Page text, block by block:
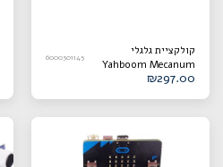
קולקציית גלגלי
Yahboom Mecanum
עבור מכונית רובוט עשה
6000301145
₪297.00